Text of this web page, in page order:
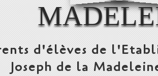
d'élèves de
Joseph de la